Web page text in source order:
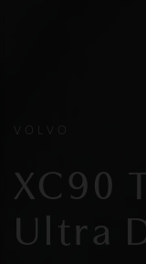
XC90
Ultra